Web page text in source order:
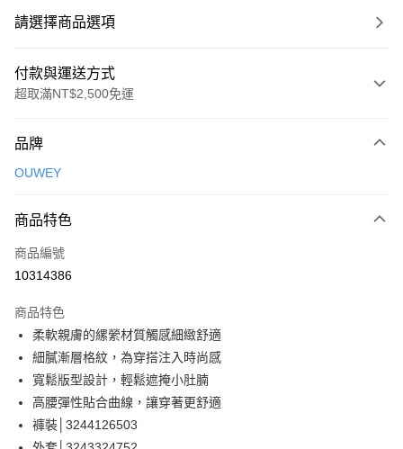
請選擇商品選項
付款與運送方式
超取滿NT$2,500免運
信用卡一次付款
3 期 0 利率 每期
合作金庫商業銀行
上海商業儲蓄銀行
臺灣中小企業銀行
匯豐（台灣）商業銀行
華泰商業銀行
聯邦商業銀行
遠東國際商業銀行
元大商業銀行
玉山商業銀行
星展（台灣）商業銀行
台新國際商業銀行
台灣樂天信用卡公司
超商取貨付款
LINE Pay
Apple Pay
街口支付
悠遊付
全盈+PAY
品牌
OUWEY
商品特色
商品編號
10314386
商品特色
柔軟親膚的縲縈材質觸感細緻舒適
細膩漸層格紋，為穿搭注入時尚感
寬鬆版型設計，輕鬆遮掩小肚腩
高腰彈性貼合曲線，讓穿著更舒適
褲裝│3244126503